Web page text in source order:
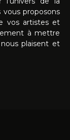
vous proposons
vos artistes et
à mettre
plaisent et